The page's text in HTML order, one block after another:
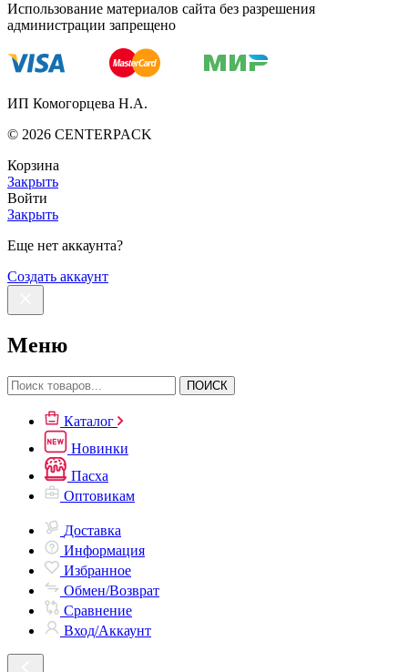
Использование материалов сайта без разрешения
администрации запрещено
ИП Комогорцева Н.А.
© 2026 CENTERPACK
Корзина
Закрыть
Войти
Закрыть
Еще нет аккаунта?
Создать аккаунт
Меню
ПОИСК
Каталог
Новинки
Пасха
Оптовикам
Доставка
Информация
Избранное
Обмен/Возврат
Сравнение
Вход/Аккаунт